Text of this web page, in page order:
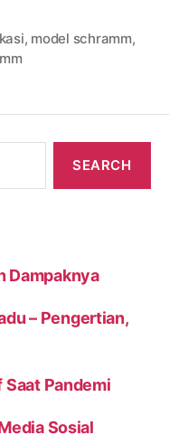
, model schramm,
Dampaknya
– Pengertian,
Pandemi
Sosial